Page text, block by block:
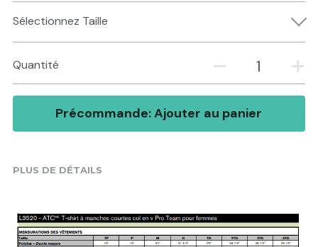
Sélectionnez Taille
Quantité
Précommande: Ajouter au panier
PLUS DE DÉTAILS